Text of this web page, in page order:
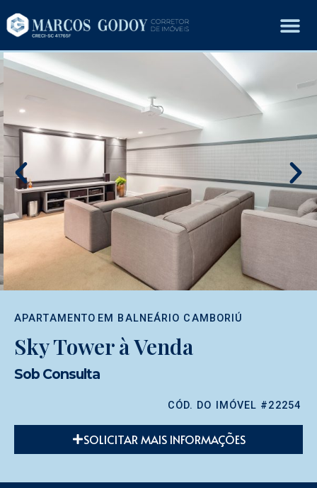
APARTAMENTO EM BALNEÁRIO CAMBORIÚ
Sky Tower à Venda
Sob Consulta
CÓD. DO IMÓVEL #22254
SOLICITAR MAIS INFORMAÇÕES